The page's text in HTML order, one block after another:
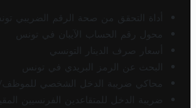
أداة التحقق من صحة الرقم الضريبي
محول رقم الحساب الآيبان في تونس
أسعار صرف الدينار التونسي
البحث عن الرمز البريدي في تونس
محاكي ضريبة الدخل الشخصي للموظف/
ضريبة الدخل للمتقاعدين الفرنسيين